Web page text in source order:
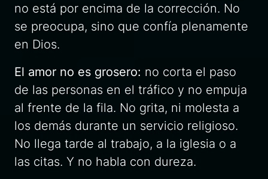
no está por encima de la corrección. No
se preocupa, sino que confía plenamente
en Dios.
El amor no es grosero: no corta el paso
de las personas en el tráfico y no empuja
al frente de la fila. No grita, ni molesta a
los demás durante un servicio religioso.
No llega tarde al trabajo, a la iglesia o a
las citas. Y no habla con dureza.